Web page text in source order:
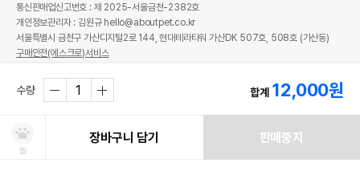
수량 합계 12,000원
찜
장바구니 담기 판매중지
통신판매업신고번호 : 제 2025-서울금천-2382호
개인정보관리자 : 김원규 hello@aboutpet.co.kr
서울특별시 금천구 가산디지털2로 144, 현대테라타워 가산DK 507호, 508호 (가산동)
구매안전(에스크로)서비스